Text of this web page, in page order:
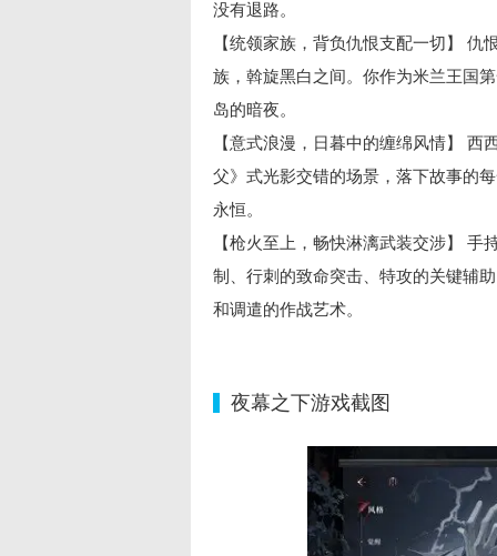
没有退路。
【统领家族，背负仇恨支配一切】
族，斡旋黑白之间。你作为米兰王国
岛的暗夜。
【意式浪漫，日暮中的缠绵风情】
父》式光影交错的场景，落下故事的
永恒。
【枪火至上，畅快淋漓武装交涉】
制、行刺的致命突击、特攻的关键辅
和调遣的作战艺术。
夜幕之下游戏截图